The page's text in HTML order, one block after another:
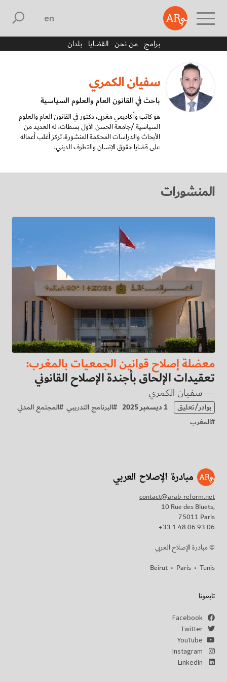
english
برامج من نحن القضايا بلدان
سفيان الكمري
باحث في القانون العام والعلوم السياسية
هو كاتب وأكاديمي مغربي، دكتور في القانون العام والعلوم
السياسية /جامعة الحسن الأول بسطات، له العديد من
الأبحاث والدراسات المحكمة المنشورة، تركز أغلب أعماله
على قضايا حقوق الإنسان والتطرف الديني.
المنشورات
معضلة إصلاح قوانين الجمعيات بالمغرب:
تعقيدات الإلحاق بأجندة الإصلاح القانوني
— سفيان الكمري
بوادر/تعليق 1 ديسمبر 2025 #البرنامج التدريبي #المجتمع المدني
#المغرب
contact@arab-reform.net
10 Rue des Bluets,
75011 Paris
+33 1 48 06 93 06
مبادرة الإصلاح العربي ©
Beirut • Paris • Tunis
تابعونا
Facebook
Twitter
YouTube
Instagram
LinkedIn